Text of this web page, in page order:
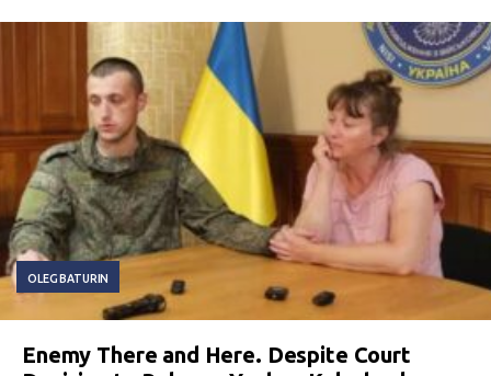
OLEG BATURIN
Enemy There and Here. Despite Court